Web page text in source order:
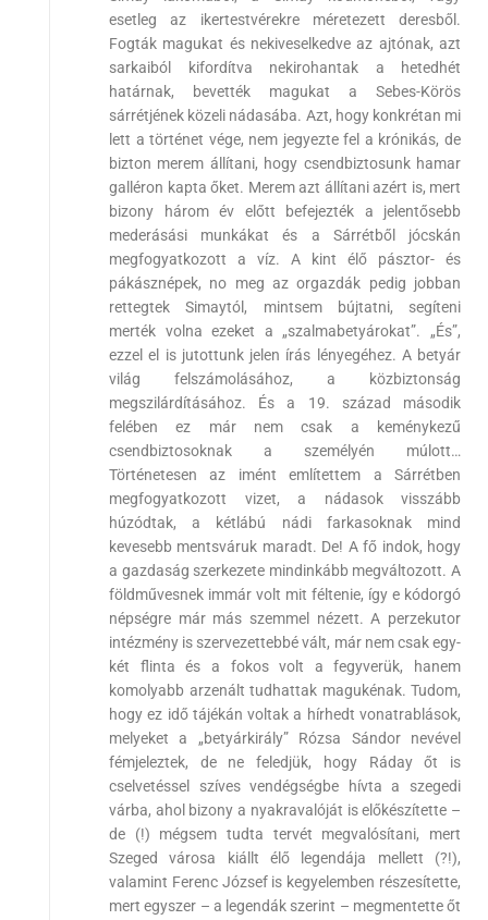
esetleg az ikertestvérekre méretezett deresből.
Fogták magukat és nekiveselkedve az ajtónak, azt
sarkaiból kifordítva nekirohantak a hetedhét
határnak, bevették magukat a Sebes-Körös
sárrétjének közeli nádasába. Azt, hogy konkrétan mi
lett a történet vége, nem jegyezte fel a krónikás, de
bizton merem állítani, hogy csendbiztosunk hamar
galléron kapta őket. Merem azt állítani azért is, mert
bizony három év előtt befejezték a jelentősebb
mederásási munkákat és a Sárrétből jócskán
megfogyatkozott a víz. A kint élő pásztor- és
pákásznépek, no meg az orgazdák pedig jobban
rettegtek Simaytól, mintsem bújtatni, segíteni
merték volna ezeket a „szalmabetyárokat”. „És”,
ezzel el is jutottunk jelen írás lényegéhez. A betyár
világ felszámolásához, a közbiztonság
megszilárdításához. És a 19. század második
felében ez már nem csak a keménykezű
csendbiztosoknak a személyén múlott…
Történetesen az imént említettem a Sárrétben
megfogyatkozott vizet, a nádasok visszább
húzódtak, a kétlábú nádi farkasoknak mind
kevesebb mentsváruk maradt. De! A fő indok, hogy
a gazdaság szerkezete mindinkább megváltozott. A
földművesnek immár volt mit féltenie, így e kódorgó
népségre már más szemmel nézett. A perzekutor
intézmény is szervezettebbé vált, már nem csak egy-
két flinta és a fokos volt a fegyverük, hanem
komolyabb arzenált tudhattak magukénak. Tudom,
hogy ez idő tájékán voltak a hírhedt vonatrablások,
melyeket a „betyárkirály” Rózsa Sándor nevével
fémjeleztek, de ne feledjük, hogy Ráday őt is
cselvetéssel szíves vendégségbe hívta a szegedi
várba, ahol bizony a nyakravalóját is előkészítette –
de (!) mégsem tudta tervét megvalósítani, mert
Szeged városa kiállt élő legendája mellett (?!),
valamint Ferenc József is kegyelemben részesítette,
mert egyszer – a legendák szerint – megmentette őt